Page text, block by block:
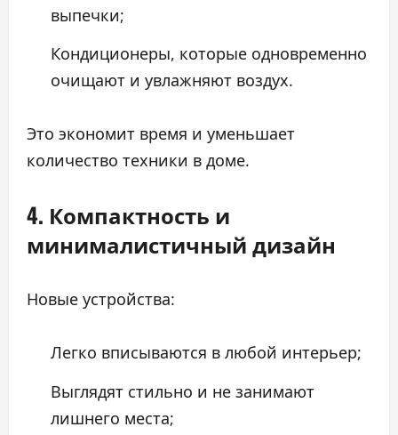
выпечки;
Кондиционеры, которые одновременно
очищают и увлажняют воздух.
Это экономит время и уменьшает
количество техники в доме.
4. Компактность и
минималистичный дизайн
Новые устройства:
Легко вписываются в любой интерьер;
Выглядят стильно и не занимают
лишнего места;